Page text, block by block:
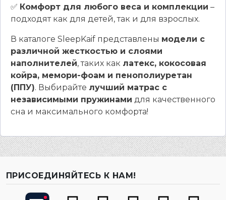
✅ Комфорт для любого веса и комплекции –
подходят как для детей, так и для взрослых.
В каталоге SleepKaif представлены модели с
различной жесткостью и слоями
наполнителей, таких как латекс, кокосовая
койра, мемори-фоам и пенополиуретан
(ППУ). Выбирайте лучший матрас с
независимыми пружинами для качественного
сна и максимального комфорта!
ПРИСОЕДИНЯЙТЕСЬ К НАМ!